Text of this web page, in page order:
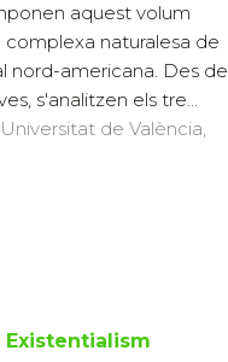
aquest volum
complexa naturalesa de
nord-americana. Des de
s'analitzen els tre...
de València,